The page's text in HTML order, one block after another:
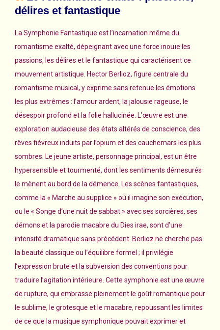
délires et fantastique
La Symphonie Fantastique est l’incarnation même du
romantisme exalté, dépeignant avec une force inouïe les
passions, les délires et le fantastique qui caractérisent ce
mouvement artistique. Hector Berlioz, figure centrale du
romantisme musical, y exprime sans retenue les émotions
les plus extrêmes : l’amour ardent, la jalousie rageuse, le
désespoir profond et la folie hallucinée. L’œuvre est une
exploration audacieuse des états altérés de conscience, des
rêves fiévreux induits par l’opium et des cauchemars les plus
sombres. Le jeune artiste, personnage principal, est un être
hypersensible et tourmenté, dont les sentiments démesurés
le mènent au bord de la démence. Les scènes fantastiques,
comme la « Marche au supplice » où il imagine son exécution,
ou le « Songe d’une nuit de sabbat » avec ses sorcières, ses
démons et la parodie macabre du Dies irae, sont d’une
intensité dramatique sans précédent. Berlioz ne cherche pas
la beauté classique ou l’équilibre formel ; il privilégie
l’expression brute et la subversion des conventions pour
traduire l’agitation intérieure. Cette symphonie est une œuvre
de rupture, qui embrasse pleinement le goût romantique pour
le sublime, le grotesque et le macabre, repoussant les limites
de ce que la musique symphonique pouvait exprimer et